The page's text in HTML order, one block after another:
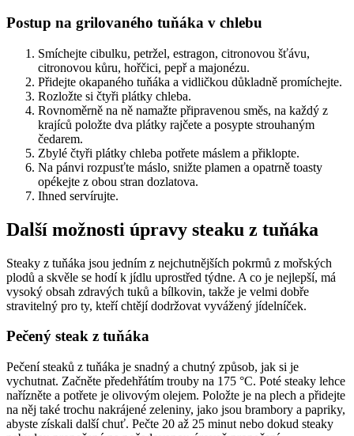
Postup na grilovaného tuňáka v chlebu
Smíchejte cibulku, petržel, estragon, citronovou šťávu,
citronovou kůru, hořčici, pepř a majonézu.
Přidejte okapaného tuňáka a vidličkou důkladně promíchejte.
Rozložte si čtyři plátky chleba.
Rovnoměrně na ně namažte připravenou směs, na každý z
krajíců položte dva plátky rajčete a posypte strouhaným
čedarem.
Zbylé čtyři plátky chleba potřete máslem a přiklopte.
Na pánvi rozpusťte máslo, snižte plamen a opatrně toasty
opékejte z obou stran dozlatova.
Ihned servírujte.
Další možnosti úpravy steaku z tuňáka
Steaky z tuňáka jsou jedním z nejchutnějších pokrmů z mořských
plodů a skvěle se hodí k jídlu uprostřed týdne. A co je nejlepší, má
vysoký obsah zdravých tuků a bílkovin, takže je velmi dobře
stravitelný pro ty, kteří chtějí dodržovat vyvážený jídelníček.
Pečený steak z tuňáka
Pečení steaků z tuňáka je snadný a chutný způsob, jak si je
vychutnat. Začněte předehřátím trouby na 175 °C. Poté steaky lehce
nařízněte a potřete je olivovým olejem. Položte je na plech a přidejte
na něj také trochu nakrájené zeleniny, jako jsou brambory a papriky,
abyste získali další chuť. Pečte 20 až 25 minut nebo dokud steaky